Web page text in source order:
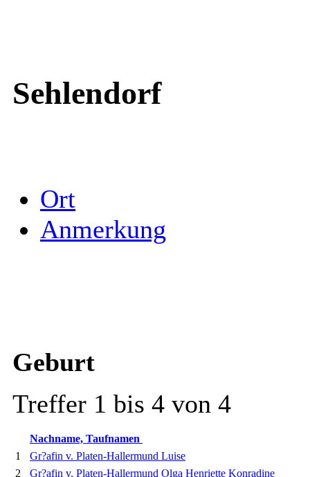
Sehlendorf
Ort
Anmerkung
Geburt
Treffer 1 bis 4 von 4
Nachname, Taufnamen
1
Gr?afin v. Platen-Hallermund Luise
2
Gr?afin v. Platen-Hallermund Olga Henriette Konradine